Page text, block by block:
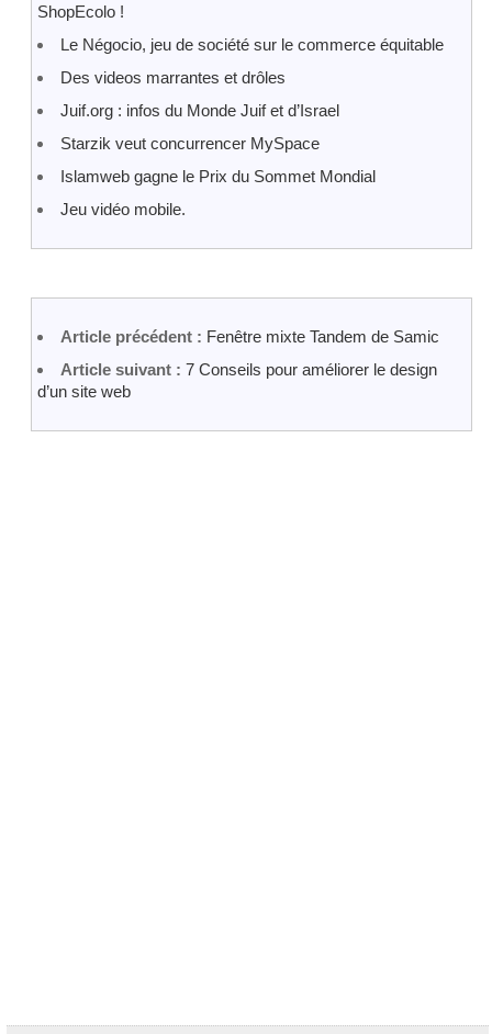
ShopEcolo !
Le Négocio, jeu de société sur le commerce équitable
Des videos marrantes et drôles
Juif.org : infos du Monde Juif et d’Israel
Starzik veut concurrencer MySpace
Islamweb gagne le Prix du Sommet Mondial
Jeu vidéo mobile.
Article précédent : Fenêtre mixte Tandem de Samic
Article suivant : 7 Conseils pour améliorer le design
d’un site web